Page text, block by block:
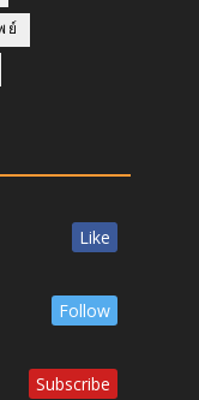
ย์
Like
Follow
Subscribe